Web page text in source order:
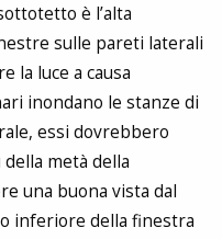
è l’alta
sulle pareti laterali
la luce a causa
inondano le stanze di
essi dovrebbero
metà della
una buona vista dal
inferiore della finestra